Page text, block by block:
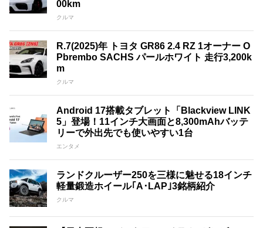
00km
クルマ
R.7(2025)年 トヨタ GR86 2.4 RZ 1オーナー O
Pbrembo SACHS パールホワイト 走行3,200k
m
クルマ
Android 17搭載タブレット「Blackview LINK
5」登場！11インチ大画面と8,300mAhバッテ
リーで外出先でも使いやすい1台
エンタメ
ランドクルーザー250を三様に魅せる18インチ
軽量鍛造ホイール｢A･LAP｣3銘柄紹介
クルマ